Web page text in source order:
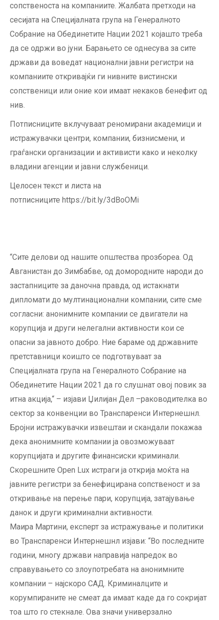
сопственоста на компаниите. Жалбата претходи на
сесијата на Специјалната група на Генералното
Собрание на Обединетите Нации 2021 којашто треба
да се одржи во јуни. Барањето се однесува за сите
држави да воведат национални јавни регистри на
компаниите откривајќи ги нивните вистински
сопственици или оние кои имаат некаков бенефит од
нив.
Потписниците вклучуваат реномирани академици и
истражувачки центри, компании, бизнисмени, и
граѓански организации и активисти како и неколку
владини агенции и јавни службеници.
Целосен текст и листа на
потписниците https://bit.ly/3dBoOMi
“Сите делови од нашите општества прозбореа. Од
Авганистан до Зимбабве, од домородните народи до
застапниците за даночна правда, од истакнати
дипломати до мултинационални компании, сите сме
согласни: анонимните компании се двигатели на
корупција и други нелегални активности кои се
опасни за јавното добро. Ние бараме од државните
претставници коишто се подготвуваат за
Специјалната група на Генералното Собрание на
Обединетите Нации 2021 да го слушнат овој повик за
итна акција,“ – изјави Џилијан Дел –раководителка во
сектор за конвенции во Транспаренси Интернешнл.
Бројни истражувачки извештаи и скандали покажаа
дека анонимните компании ја овозможуваат
корупцијата и другите финансиски криминали.
Скорешните Open Lux истраги ја открија моќта на
јавните регистри за бенефицирана сопственост и за
откривање на перење пари, корупција, затајување
данок и други криминални активности.
Маира Мартини, експерт за истражување и политики
во Транспаренси Интернешнл изјави: “Во последните
години, многу држави направија напредок во
справувањето со злоупотребата на анонимните
компании – најскоро САД. Криминалците и
корумпираните не смеат да имаат каде да го сокријат
тоа што го стекнале. Ова значи универзално